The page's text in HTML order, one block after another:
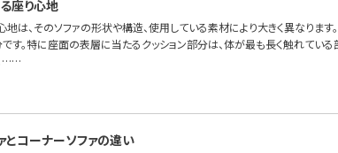
座り心地
地は、そのソファの形状や構造、使用している素材により大きく異なります
す。特に座面の表層に当たるクッション部分は、体が最も長く触れてい
……
とコーナーソファの違い